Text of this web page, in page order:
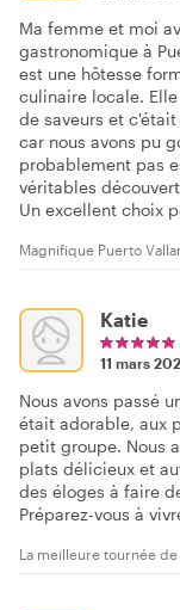
Ma femme et moi
gastronomique à
est une hôtesse
culinaire locale.
de saveurs et
car nous avons pu
probablement pas
véritables
Un excellent choix
Magnifique Puerto
Katie
11 mars
Nous avons passé
était adorable, aux
petit groupe. Nous
plats délicieux et
des éloges à faire
Préparez-vous à
La meilleure tournée